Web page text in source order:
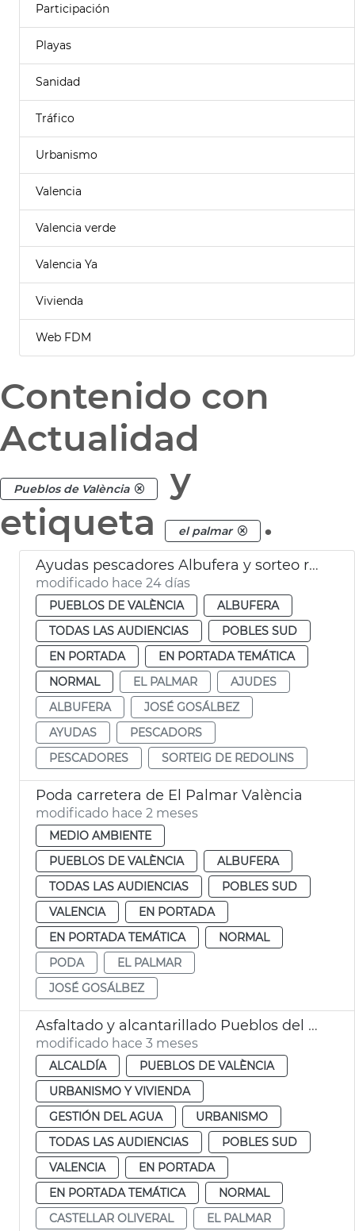
Participación
Playas
Sanidad
Tráfico
Urbanismo
Valencia
Valencia verde
Valencia Ya
Vivienda
Web FDM
Contenido con
Actualidad
Pueblos de València
y
etiqueta
el palmar .
Ayudas pescadores Albufera y sorteo redondeles València
modificado hace 24 días
PUEBLOS DE VALÈNCIA
ALBUFERA
TODAS LAS AUDIENCIAS
POBLES SUD
EN PORTADA
EN PORTADA TEMÁTICA
NORMAL
EL PALMAR
AJUDES
ALBUFERA
JOSÉ GOSÁLBEZ
AYUDAS
PESCADORS
PESCADORES
SORTEIG DE REDOLINS
Poda carretera de El Palmar València
modificado hace 2 meses
MEDIO AMBIENTE
PUEBLOS DE VALÈNCIA
ALBUFERA
TODAS LAS AUDIENCIAS
POBLES SUD
VALENCIA
EN PORTADA
EN PORTADA TEMÁTICA
NORMAL
PODA
EL PALMAR
JOSÉ GOSÁLBEZ
Asfaltado y alcantarillado Pueblos del Sur València
modificado hace 3 meses
ALCALDÍA
PUEBLOS DE VALÈNCIA
URBANISMO Y VIVIENDA
GESTIÓN DEL AGUA
URBANISMO
TODAS LAS AUDIENCIAS
POBLES SUD
VALENCIA
EN PORTADA
EN PORTADA TEMÁTICA
NORMAL
CASTELLAR OLIVERAL
EL PALMAR